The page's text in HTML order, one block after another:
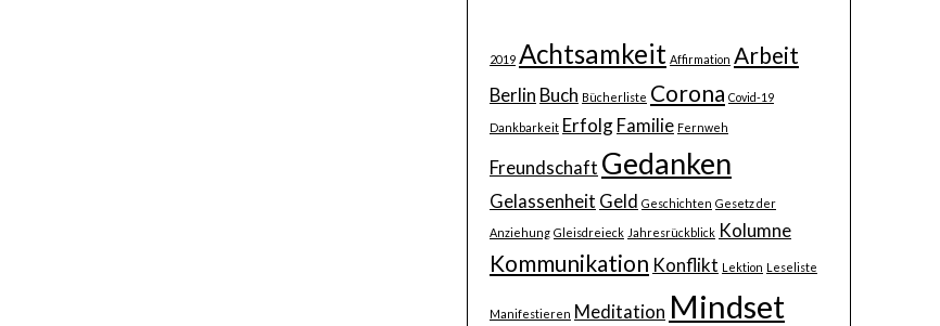
2019 Achtsamkeit Affirmation Arbeit
Berlin Buch Bücherliste Corona Covid-19
Dankbarkeit ErfolgFamilie Fernweh
Freundschaft Gedanken
Gelassenheit Geld Geschichten Gesetz der
Anziehung Gleisdreieck Jahresrückblick Kolumne
Kommunikation Konflikt Lektion Leseliste
Manifestieren Meditation Mindset